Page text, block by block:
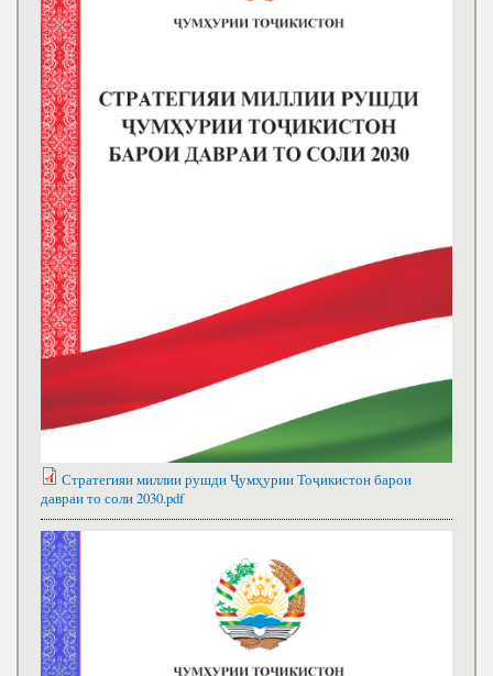
Стратегияи миллии рушди Ҷумҳурии Тоҷикистон барои
давраи то соли 2030.pdf